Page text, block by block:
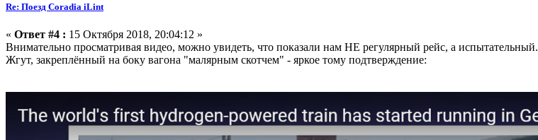
Re: Поезд Coradia iLint
« Ответ #4 : 15 Октября 2018, 20:04:12 »
Внимательно просматривая видео, можно увидеть, что показали нам НЕ регулярный рейс, а испытательный.
Жгут, закреплённый на боку вагона "малярным скотчем" - яркое тому подтверждение: